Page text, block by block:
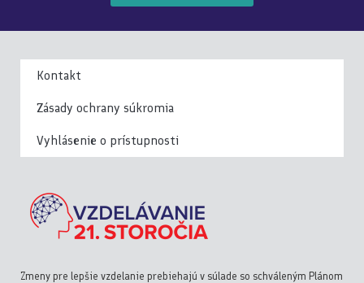
Kontakt
Zásady ochrany súkromia
Vyhlásenie o prístupnosti
Zmeny pre lepšie vzdelanie prebiehajú v súlade so schváleným Plánom